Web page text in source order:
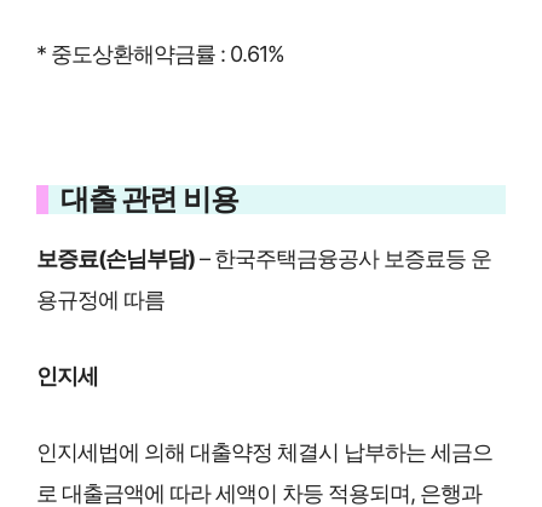
* 중도상환해약금률 : 0.61%
대출 관련 비용
보증료(손님부담)– 한국주택금융공사 보증료등 운
용규정에 따름
인지세
인지세법에 의해 대출약정 체결시 납부하는 세금으
로 대출금액에 따라 세액이 차등 적용되며, 은행과